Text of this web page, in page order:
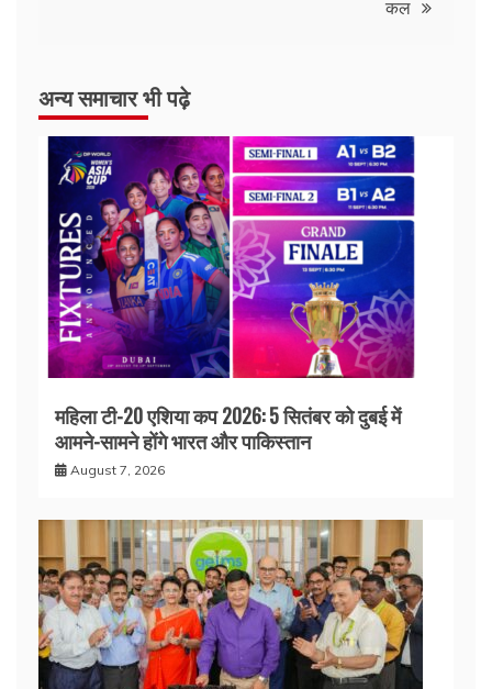
कल
अन्य समाचार भी पढ़े
महिला टी-20 एशिया कप 2026: 5 सितंबर को दुबई में
आमने-सामने होंगे भारत और पाकिस्तान
August 7, 2026